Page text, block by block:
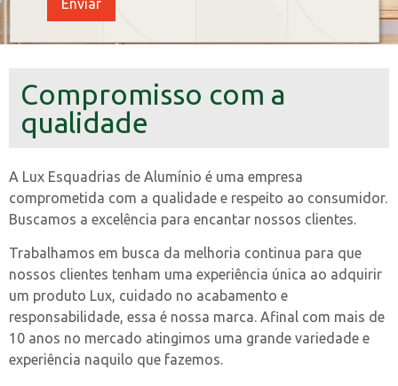
Compromisso com a
qualidade
A Lux Esquadrias de Alumínio é uma empresa
comprometida com a qualidade e respeito ao consumidor.
Buscamos a excelência para encantar nossos clientes.
Trabalhamos em busca da melhoria continua para que
nossos clientes tenham uma experiência única ao adquirir
um produto Lux, cuidado no acabamento e
responsabilidade, essa é nossa marca. Afinal com mais de
10 anos no mercado atingimos uma grande variedade e
experiência naquilo que fazemos.